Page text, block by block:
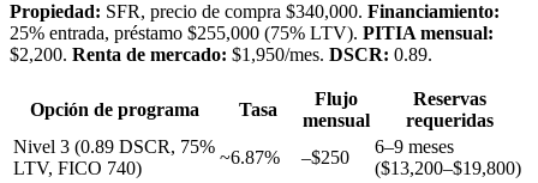
Propiedad: SFR, precio de compra $340,000. Financiamiento:
25% entrada, préstamo $255,000 (75% LTV). PITIA mensual:
$2,200. Renta de mercado: $1,950/mes. DSCR: 0.89.
Opción de programa Tasa
Flujo
mensual
Reservas
requeridas
Nivel 3 (0.89 DSCR, 75%
LTV, FICO 740)
~6.87% –$250
6–9 meses
($13,200–$19,800)